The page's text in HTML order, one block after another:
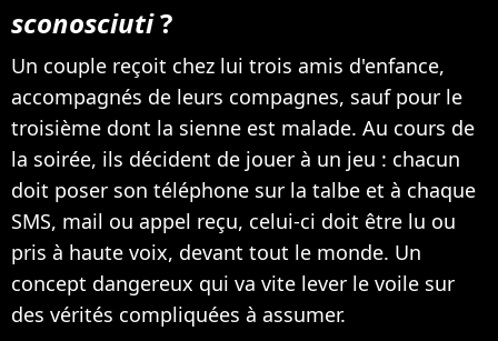
sconosciuti?
Un couple reçoit chez lui trois amis d'enfance,
accompagnés de leurs compagnes, sauf pour le
troisième dont la sienne est malade. Au cours de
la soirée, ils décident de jouer à un jeu : chacun
doit poser son téléphone sur la talbe et à chaque
SMS, mail ou appel reçu, celui-ci doit être lu ou
pris à haute voix, devant tout le monde. Un
concept dangereux qui va vite lever le voile sur
des vérités compliquées à assumer.